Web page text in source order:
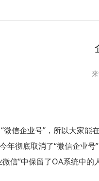
信企业号”，所以大家能
年彻底取消了“微信企业
信”中保留了OA系统中的